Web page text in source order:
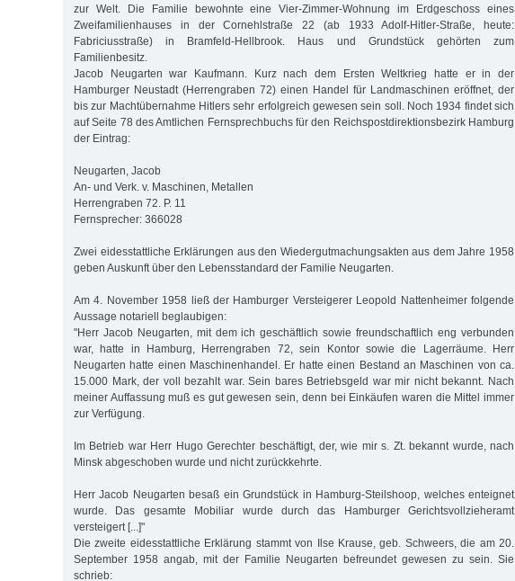
zur Welt. Die Familie bewohnte eine Vier-Zimmer-Wohnung im Erdgeschoss eines
Zweifamilienhauses in der Cornehlstraße 22 (ab 1933 Adolf-Hitler-Straße, heute:
Fabriciusstraße) in Bramfeld-Hellbrook. Haus und Grundstück gehörten zum
Familienbesitz.
Jacob Neugarten war Kaufmann. Kurz nach dem Ersten Weltkrieg hatte er in der
Hamburger Neustadt (Herrengraben 72) einen Handel für Landmaschinen eröffnet, der
bis zur Machtübernahme Hitlers sehr erfolgreich gewesen sein soll. Noch 1934 findet sich
auf Seite 78 des Amt­lichen Fernsprechbuchs für den Reichspostdirektionsbezirk Hamburg
der Eintrag:
Neugarten, Jacob
An- und Verk. v. Maschinen, Metallen
Herrengraben 72. P. 11
Fernsprecher: 366028
Zwei eidesstattliche Erklärungen aus den Wiedergutmachungsakten aus dem Jahre 1958
geben Auskunft über den Lebensstandard der Familie Neugarten.
Am 4. November 1958 ließ der Hamburger Versteigerer Leopold Nattenheimer folgende
Aussage notariell beglaubigen:
"Herr Jacob Neugarten, mit dem ich geschäftlich sowie freundschaftlich eng verbunden
war, hatte in Hamburg, Herrengraben 72, sein Kontor sowie die Lagerräume. Herr
Neugarten hatte einen Maschinenhandel. Er hatte einen Bestand an Maschinen von ca.
15.000 Mark, der voll bezahlt war. Sein bares Betriebsgeld war mir nicht bekannt. Nach
meiner Auffassung muß es gut gewesen sein, denn bei Einkäufen waren die Mittel immer
zur Verfügung.
Im Betrieb war Herr Hugo Gerechter beschäftigt, der, wie mir s. Zt. bekannt wurde, nach
Minsk abgeschoben wurde und nicht zurückkehrte.
Herr Jacob Neugarten besaß ein Grundstück in Hamburg-Steilshoop, welches enteignet
wurde. Das gesamte Mobiliar wurde durch das Hamburger Gerichtsvollzieheramt
versteigert [...]"
Die zweite eidesstattliche Erklärung stammt von Ilse Krause, geb. Schweers, die am 20.
September 1958 angab, mit der Familie Neugarten befreundet gewesen zu sein. Sie
schrieb: